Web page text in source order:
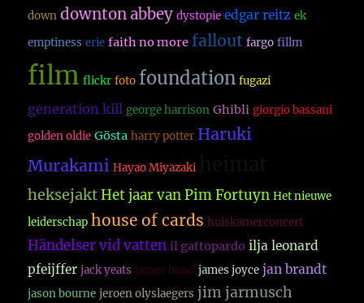
down downton abbey dystopie edgar reitz ek
emptiness erie faith no more fallout fargo fillm
film flickr foto foundation fugazi
generation kill george harrison Ghibli giorgio bassani
golden oldie Gösta harry potter Haruki
Murakami Hayao Miyazaki
heksejakt Het jaar van Pim Fortuyn Het nieuwe
leiderschap house of cards huiskamerconcert
Händelser vid vatten il gattopardo ilja leonard
pfeijffer jack yeats james bond james joyce jan brandt
jason bourne jeroen olyslaegers jim jarmusch